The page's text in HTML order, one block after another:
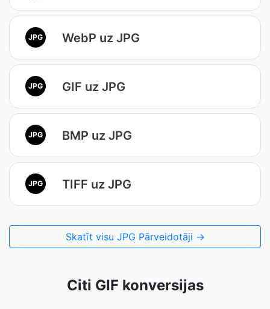
JPG WebP uz JPG
JPG GIF uz JPG
JPG BMP uz JPG
JPG TIFF uz JPG
Skatīt visu JPG Pārveidotāji →
Citi GIF konversijas